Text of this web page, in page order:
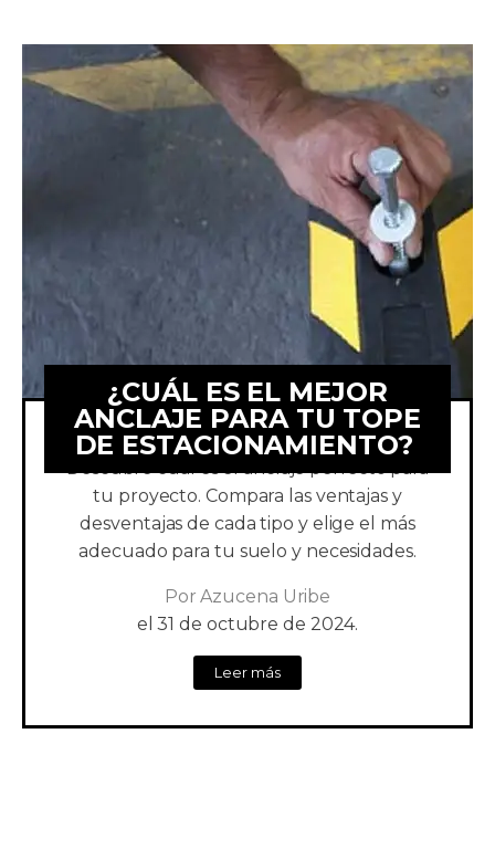
¿CUÁL ES EL MEJOR
ANCLAJE PARA TU TOPE
DE ESTACIONAMIENTO?
Descubre cuál es el anclaje perfecto para
tu proyecto. Compara las ventajas y
desventajas de cada tipo y elige el más
adecuado para tu suelo y necesidades.
Por Azucena Uribe
el 31 de octubre de 2024.
Leer más